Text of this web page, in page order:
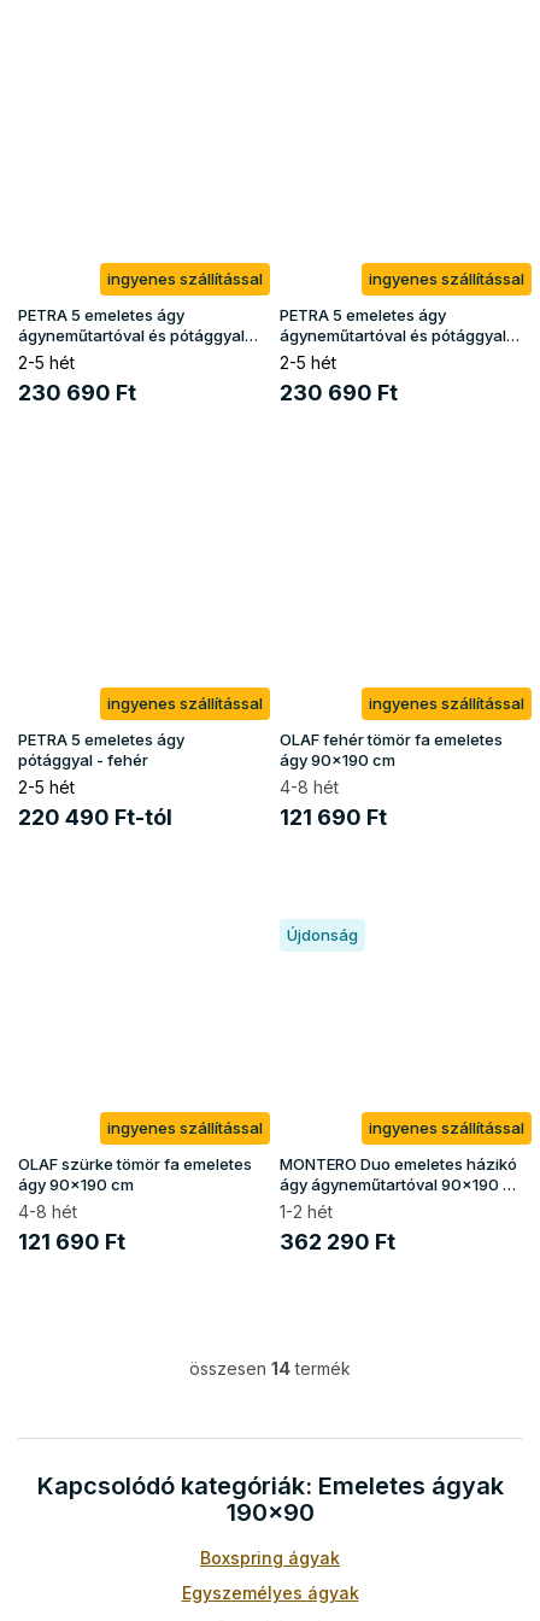
ingyenes szállítással
PETRA 5 emeletes ágy
ágyneműtartóval és pótággyal
90x200 - kasmír
2-5 hét
230 690 Ft
ingyenes szállítással
PETRA 5 emeletes ágy
ágyneműtartóval és pótággyal
90x200 - olivazöld
2-5 hét
230 690 Ft
ingyenes szállítással
PETRA 5 emeletes ágy
pótággyal - fehér
2-5 hét
220 490 Ft-tól
ingyenes szállítással
OLAF fehér tömör fa emeletes
ágy 90x190 cm
4-8 hét
121 690 Ft
ingyenes szállítással
OLAF szürke tömör fa emeletes
ágy 90x190 cm
4-8 hét
121 690 Ft
Újdonság
ingyenes szállítással
MONTERO Duo emeletes házikó
ágy ágyneműtartóval 90x190 -
natúr borovi
1-2 hét
362 290 Ft
L
t
i
r
n
y
í
összesen 14termék
Kapcsolódó kategóriák: Emeletes ágyak
190x90
Boxspring ágyak
Egyszemélyes ágyak